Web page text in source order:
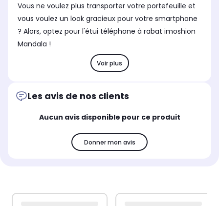
Vous ne voulez plus transporter votre portefeuille et
vous voulez un look gracieux pour votre smartphone
? Alors, optez pour l'étui téléphone à rabat imoshion
Mandala !
Voir plus
Les avis de nos clients
Aucun avis disponible pour ce produit
Donner mon avis